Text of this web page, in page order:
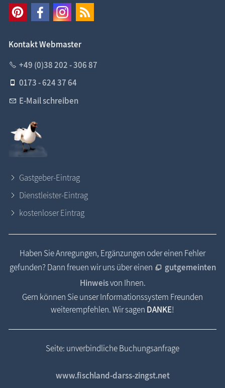
Kontakt Webmaster
+49 (0)38 202 - 306 87
0173 - 624 37 64
E-Mail schreiben
Gastgeber-Eintrag
Dienstleister-Eintrag
kostenloser Eintrag
Haben Sie Anregungen, Ergänzungen oder einen Fehler
gefunden? Dann freuen wir uns über einen
gutgemeinten
Hinweisvon Ihnen.
Gern können Sie unser Informationssystem Freunden
weiterempfehlen. Wir sagen DANKE!
Seite: unverbindliche Buchungsanfrage
www.fischland-darss-zingst.net